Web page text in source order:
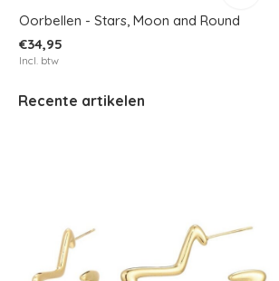
Oorbellen - Stars, Moon and Round
€34,95
Incl. btw
Recente artikelen